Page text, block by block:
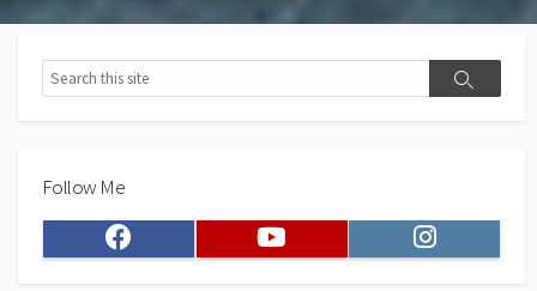
Search
Search
Follow Me
Facebook Instagram